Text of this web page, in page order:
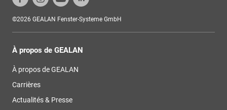
©2026 GEALAN Fenster-Systeme GmbH
À propos de GEALAN
À propos de GEALAN
Carrières
Actualités & Presse